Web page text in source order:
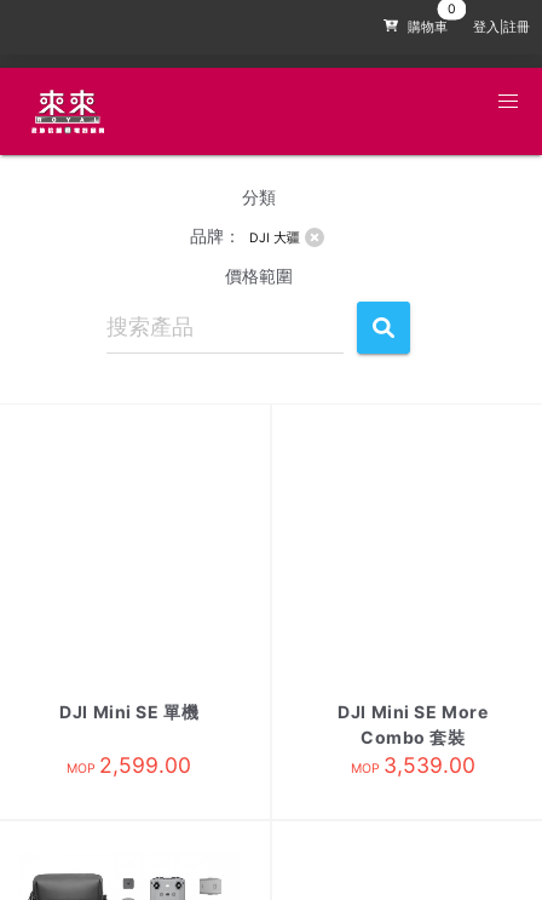
購物車 登入|註冊
分類
品牌：
DJI 大疆
價格範圍
DJI Mini SE 單機
MOP 2,599.00
DJI Mini SE More
Combo 套裝
MOP 3,539.00